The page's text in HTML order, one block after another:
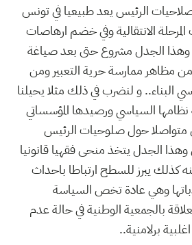
الرئيس يعد طبيعيا في تونس
الانتقالية وفي خضم ارهاصات
وهذا الجدل مشروع حتى بعد صياغة
من مظاهر ممارسة حرية التعبير ومن
البناء.. و لنضرب في ذلك مثلا يحيلنا
السياسي ورصيدها المؤسساتي
متواصلا حول صلوحيات الرئيس
وهذا الجدل يتخذ منحى فقهيا قانونيا
كذلك يبرز للسطح ارتباطا باحداث
وهي عادة تخص السياسة
بالجمعية الوطنية في حالة عدم
برلامنية..